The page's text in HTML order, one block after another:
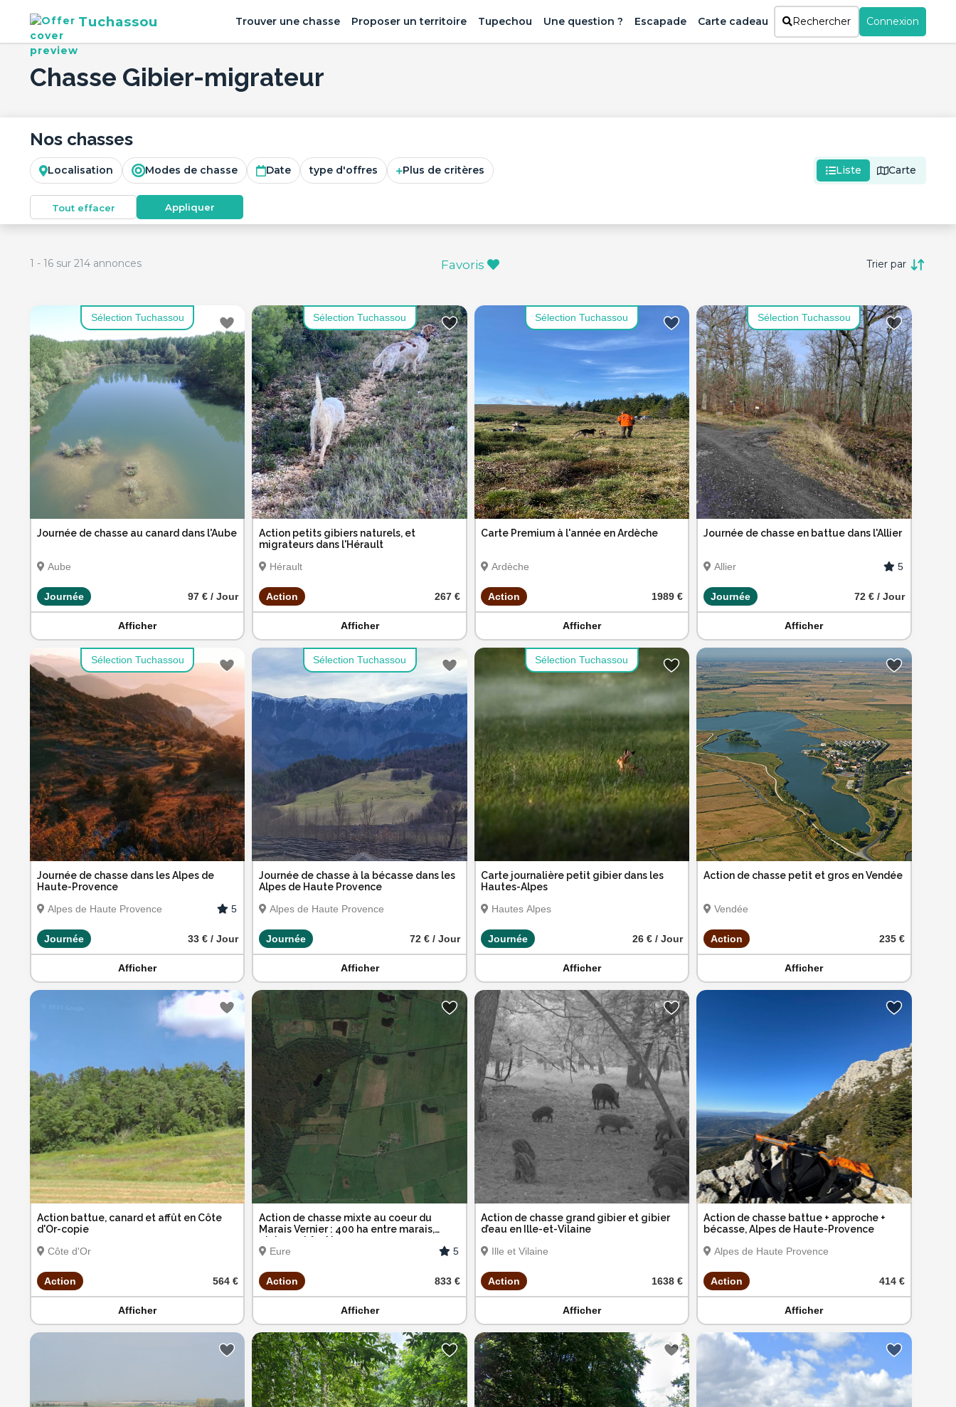
Tuchassou Trouver une chasse Proposer un territoire Tupechou Une question ? Escapade Carte cadeau Rechercher Connexion
Chasse Gibier-migrateur
Nos chasses
Localisation Modes de chasse Date type d'offres Plus de critères Liste Carte
Tout effacer Appliquer
1 - 16 sur 214 annonces Favoris Trier par
Sélection Tuchassou
Journée de chasse au canard dans l'Aube
Aube
Journée 97 € / Jour
Afficher
Sélection Tuchassou
Action petits gibiers naturels, et
migrateurs dans l'Hérault
Hérault
Action 267 €
Afficher
Sélection Tuchassou
Carte Premium à l'année en Ardèche
Ardèche
Action 1989 €
Afficher
Sélection Tuchassou
Journée de chasse en battue dans l'Allier
Allier 5
Journée 72 € / Jour
Afficher
Sélection Tuchassou
Journée de chasse dans les Alpes de
Haute-Provence
Alpes de Haute Provence
5
Journée 33 € / Jour
Afficher
Sélection Tuchassou
Journée de chasse à la bécasse dans les
Alpes de Haute Provence
Alpes de Haute Provence
Journée 72 € / Jour
Afficher
Sélection Tuchassou
Carte journalière petit gibier dans les
Hautes-Alpes
Hautes Alpes
Journée 26 € / Jour
Afficher
Action de chasse petit et gros en Vendée
Vendée
Action 235 €
Afficher
Action battue, canard et affût en Côte
d'Or-copie
Côte d'Or
Action 564 €
Afficher
Action de chasse mixte au coeur du
Marais Vernier : 400 ha entre marais,
plaines et forêts
Eure
5
Action 833 €
Afficher
Action de chasse grand gibier et gibier
d’eau en Ille-et-Vilaine
Ille et Vilaine
Action 1638 €
Afficher
Action de chasse battue + approche +
bécasse, Alpes de Haute-Provence
Alpes de Haute Provence
Action 414 €
Afficher